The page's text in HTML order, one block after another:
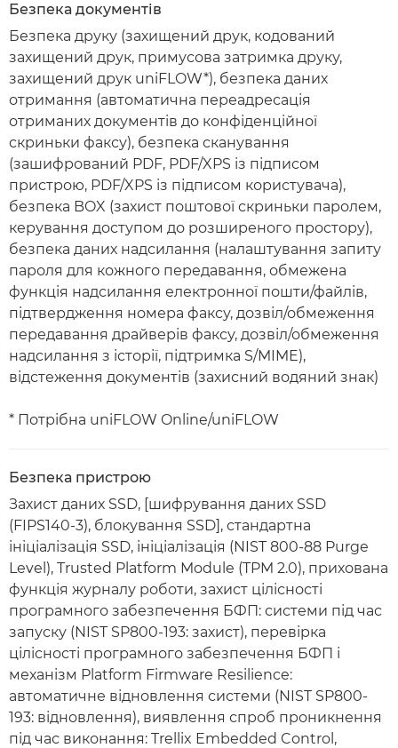
Безпека документів
Безпека друку (захищений друк, кодований
захищений друк, примусова затримка друку,
захищений друк uniFLOW*), безпека даних
отримання (автоматична переадресація
отриманих документів до конфіденційної
скриньки факсу), безпека сканування
(зашифрований PDF, PDF/XPS із підписом
пристрою, PDF/XPS із підписом користувача),
безпека BOX (захист поштової скриньки паролем,
керування доступом до розширеного простору),
безпека даних надсилання (налаштування запиту
пароля для кожного передавання, обмежена
функція надсилання електронної пошти/файлів,
підтвердження номера факсу, дозвіл/обмеження
передавання драйверів факсу, дозвіл/обмеження
надсилання з історії, підтримка S/MIME),
відстеження документів (захисний водяний знак)
* Потрібна uniFLOW Online/uniFLOW
Безпека пристрою
Захист даних SSD, [шифрування даних SSD
(FIPS140-3), блокування SSD], стандартна
ініціалізація SSD, ініціалізація (NIST 800-88 Purge
Level), Trusted Platform Module (TPM 2.0), прихована
функція журналу роботи, захист цілісності
програмного забезпечення БФП: системи під час
запуску (NIST SP800-193: захист), перевірка
цілісності програмного забезпечення БФП і
механізм Platform Firmware Resilience:
автоматичне відновлення системи (NIST SP800-
193: відновлення), виявлення спроб проникнення
під час виконання: Trellix Embedded Control,